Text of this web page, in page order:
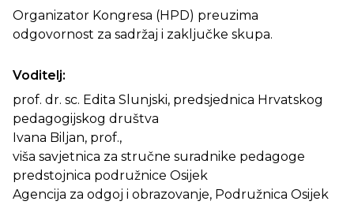
Organizator Kongresa (HPD) preuzima
odgovornost za sadržaj i zaključke skupa.
Voditelj:
prof. dr. sc. Edita Slunjski, predsjednica Hrvatskog
pedagogijskog društva
Ivana Biljan, prof.,
viša savjetnica za stručne suradnike pedagoge
predstojnica podružnice Osijek
Agencija za odgoj i obrazovanje, Podružnica Osijek